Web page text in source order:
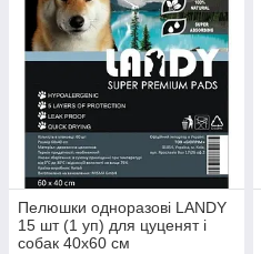
Пелюшки одноразові LANDY
15 шт (1 уп) для цуценят і
собак 40х60 см